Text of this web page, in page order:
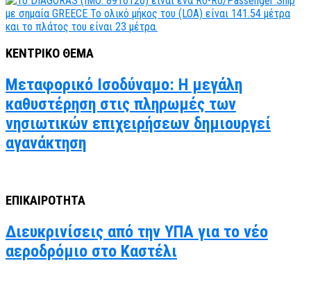
ΚΕΝΤΡΙΚΟ ΘΕΜΑ
Μεταφορικό Ισοδύναμο: Η μεγάλη
καθυστέρηση στις πληρωμές των
νησιωτικών επιχειρήσεων δημιουργεί
αγανάκτηση
ΕΠΙΚΑΙΡΟΤΗΤΑ
Διευκρινίσεις από την ΥΠΑ για το νέο
αεροδρόμιο στο Καστέλι